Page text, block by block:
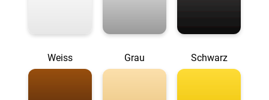
Weiss Grau Schwarz